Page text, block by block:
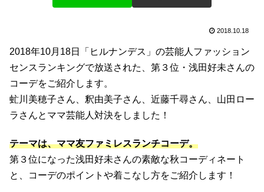
2018.10.18
2018年10月18日「ヒルナンデス」の芸能人ファッション
センスランキングで放送された、第３位・浅田好未さんの
コーデをご紹介します。
虻川美穂子さん、釈由美子さん、近藤千尋さん、山田ロー
ラさんとママ芸能人対決をしました！
テーマは、ママ友ファミレスランチコーデ。
第３位になった浅田好未さんの素敵な秋コーディネート
と、コーデのポイントや着こなし方をご紹介します！